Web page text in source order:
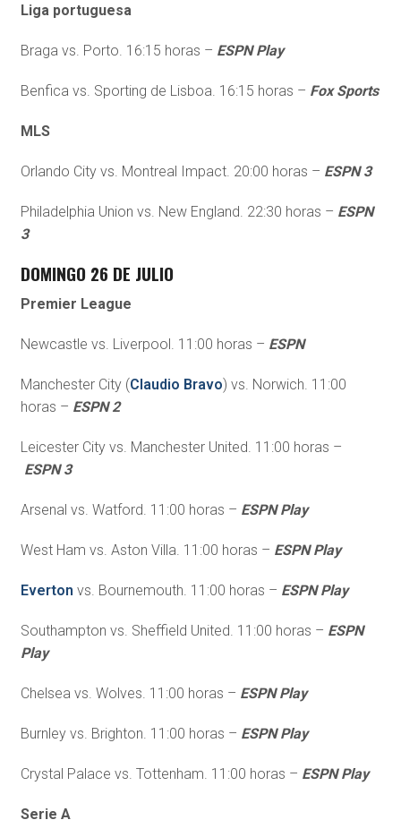
Liga portuguesa
Braga vs. Porto. 16:15 horas – ESPN Play
Benfica vs. Sporting de Lisboa. 16:15 horas – Fox Sports
MLS
Orlando City vs. Montreal Impact. 20:00 horas – ESPN 3
Philadelphia Union vs. New England. 22:30 horas – ESPN
3
DOMINGO 26 DE JULIO
Premier League
Newcastle vs. Liverpool. 11:00 horas – ESPN
Manchester City (Claudio Bravo) vs. Norwich. 11:00
horas – ESPN 2
Leicester City vs. Manchester United. 11:00 horas –
ESPN 3
Arsenal vs. Watford. 11:00 horas – ESPN Play
West Ham vs. Aston Villa. 11:00 horas – ESPN Play
Everton vs. Bournemouth. 11:00 horas – ESPN Play
Southampton vs. Sheffield United. 11:00 horas – ESPN
Play
Chelsea vs. Wolves. 11:00 horas – ESPN Play
Burnley vs. Brighton. 11:00 horas – ESPN Play
Crystal Palace vs. Tottenham. 11:00 horas – ESPN Play
Serie A